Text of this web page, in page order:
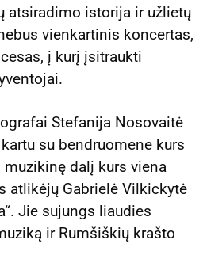
atsiradimo istorija ir užlietų
vienkartinis koncertas,
į kurį įsitraukti
Stefanija Nosovaitė
su bendruomene kurs
dalį kurs viena
atlikėjų Gabrielė Vilkickytė
Jie sujungs liaudies
ir Rumšiškių krašto